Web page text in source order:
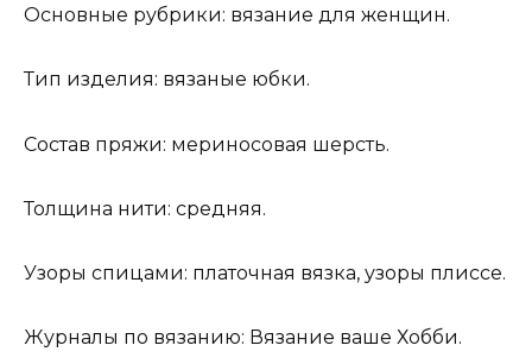
Основные рубрики: вязание для женщин.
Тип изделия: вязаные юбки.
Состав пряжи: мериносовая шерсть.
Толщина нити: средняя.
Узоры спицами: платочная вязка, узоры плиссе.
Журналы по вязанию: Вязание ваше Хобби.